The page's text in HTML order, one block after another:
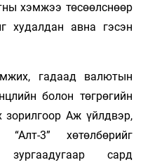
хэмжээ төсөөлснөөр
худалдан авна гэсэн
гадаад валютын
болон төгрөгийн
зорилгоор Аж үйлдвэр,
3” хөтөлбөрийг
зургаадугаар сард